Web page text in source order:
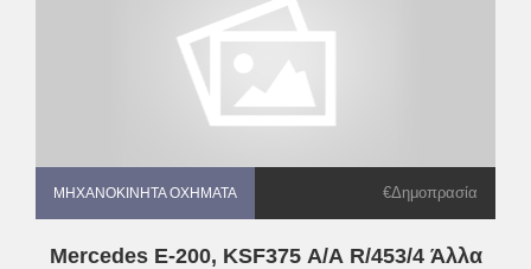
ΜΗΧΑΝΟΚΊΝΗΤΑ ΟΧΉΜΑΤΑ
ΜΗΧΑΝΟΚΊΝΗΤΑ ΟΧΉΜΑΤΑ €Δημοπρασία
Mercedes E-200, KSF375 Α/Α R/453/4 Άλλα